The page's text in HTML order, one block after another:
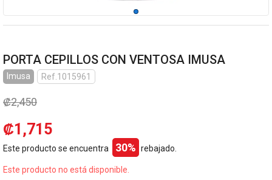
PORTA CEPILLOS CON VENTOSA IMUSA
Imusa Ref.1015961
₡2,450
₡1,715
Este producto se encuentra 30% rebajado.
Este producto no está disponible.